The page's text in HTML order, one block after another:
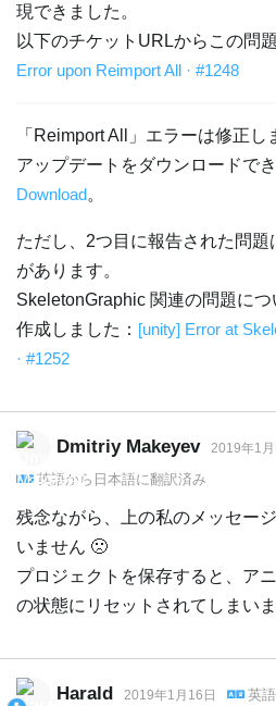
現できました。
以下のチケットURLからこの問
Error upon Reimport All · #1248
「Reimport All」エラーは修正
アップデートをダウンロードでき
Download。
ただし、2つ目に報告された問
があります。
SkeletonGraphic 関連の問題に
作成しました： [unity] Error at
· #1252
Dmitriy Makeyev 2019年1月
英語から 日本語に翻訳済み
残念ながら、上の私のメッセー
いません 🙁
プロジェクトを保存すると、ア
の状態にリセットされてしまいま
Harald 2019年1月16日 英語